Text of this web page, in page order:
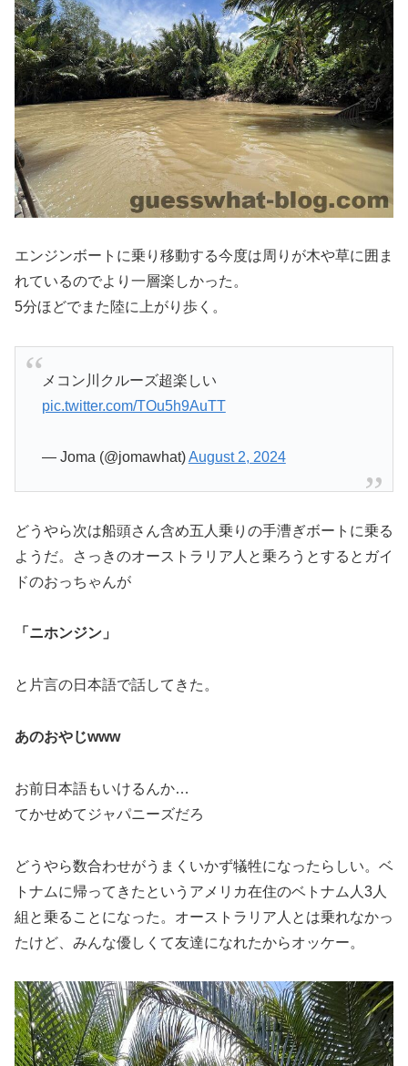
エンジンボートに乗り移動する今度は周りが木や草に囲ま
れているのでより一層楽しかった。
5分ほどでまた陸に上がり歩く。
メコン川クルーズ超楽しい
pic.twitter.com/TOu5h9AuTT
— Joma (@jomawhat)August 2, 2024
どうやら次は船頭さん含め五人乗りの手漕ぎボートに乗る
ようだ。さっきのオーストラリア人と乗ろうとするとガイ
ドのおっちゃんが
「ニホンジン」
と片言の日本語で話してきた。
あのおやじwww
お前日本語もいけるんか…
てかせめてジャパニーズだろ
どうやら数合わせがうまくいかず犠牲になったらしい。ベ
トナムに帰ってきたというアメリカ在住のベトナム人3人
組と乗ることになった。オーストラリア人とは乗れなかっ
たけど、みんな優しくて友達になれたからオッケー。